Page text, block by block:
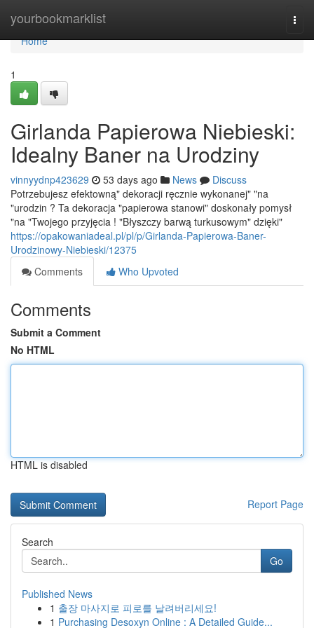
yourbookmarklist
Home
Home
1
Girlanda Papierowa Niebieski:
Idealny Baner na Urodziny
vinnyydnp423629 53 days ago News
Discuss
Potrzebujesz efektowną" dekoracji ręcznie wykonanej" "na
"urodzin ? Ta dekoracja "papierowa stanowi" doskonały pomysł
"na "Twojego przyjęcia ! "Błyszczy barwą turkusowym" dzięki"
https://opakowaniadeal.pl/pl/p/Girlanda-Papierowa-Baner-
Urodzinowy-Niebieski/12375
Comments
Who Upvoted
Comments
Submit a Comment
No HTML
HTML is disabled
Report Page
Search
Go
Published News
1 출장 마사지로 피로를 날려버리세요!
1 Purchasing Desoxyn Online : A Detailed Guide...